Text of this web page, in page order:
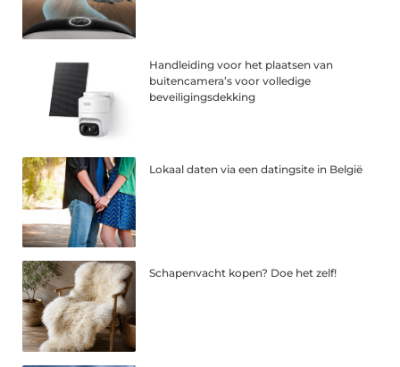
Handleiding voor het plaatsen van
buitencamera’s voor volledige
beveiligingsdekking
Lokaal daten via een datingsite in België
Schapenvacht kopen? Doe het zelf!